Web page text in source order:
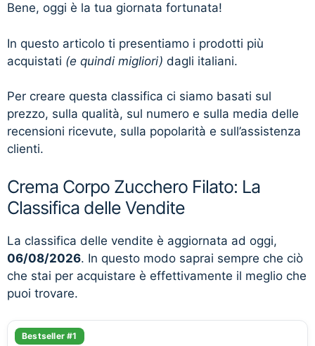
Bene, oggi è la tua giornata fortunata!
In questo articolo ti presentiamo i prodotti più
acquistati (e quindi migliori) dagli italiani.
Per creare questa classifica ci siamo basati sul
prezzo, sulla qualità, sul numero e sulla media delle
recensioni ricevute, sulla popolarità e sull’assistenza
clienti.
Crema Corpo Zucchero Filato: La
Classifica delle Vendite
La classifica delle vendite è aggiornata ad oggi,
06/08/2026. In questo modo saprai sempre che ciò
che stai per acquistare è effettivamente il meglio che
puoi trovare.
Bestseller #1